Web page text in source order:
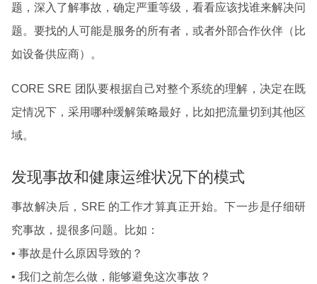
题，深入了解事故，确定严重等级，看看应该找谁来解决问
题。要找的人可能是服务的所有者，或者外部合作伙伴（比
如设备供应商）。
CORE SRE 团队要根据自己对整个系统的理解，决定在既
定情况下，采用哪种缓解策略最好，比如把流量切到其他区
域。
发现事故和健康运维状况下的模式
事故解决后，SRE 的工作才算真正开始。下一步是仔细研
究事故，提很多问题。比如：
• 事故是什么原因导致的？
• 我们之前怎么做，能够避免这次事故？